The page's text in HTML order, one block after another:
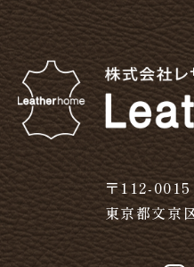
〒112-0015
東京都文京